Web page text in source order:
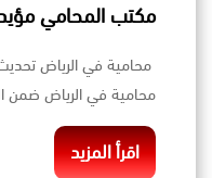
مكتب المحامي
محامية في الرياض ضمن
اقرأ المزيد